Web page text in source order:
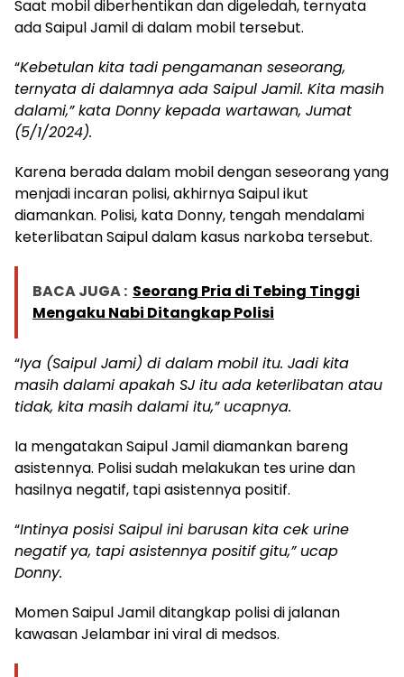
Saat mobil diberhentikan dan digeledah, ternyata
ada Saipul Jamil di dalam mobil tersebut.
“Kebetulan kita tadi pengamanan seseorang,
ternyata di dalamnya ada Saipul Jamil. Kita masih
dalami,” kata Donny kepada wartawan, Jumat
(5/1/2024).
Karena berada dalam mobil dengan seseorang yang
menjadi incaran polisi, akhirnya Saipul ikut
diamankan. Polisi, kata Donny, tengah mendalami
keterlibatan Saipul dalam kasus narkoba tersebut.
BACA JUGA : Seorang Pria di Tebing Tinggi
Mengaku Nabi Ditangkap Polisi
“Iya (Saipul Jami) di dalam mobil itu. Jadi kita
masih dalami apakah SJ itu ada keterlibatan atau
tidak, kita masih dalami itu,” ucapnya.
Ia mengatakan Saipul Jamil diamankan bareng
asistennya. Polisi sudah melakukan tes urine dan
hasilnya negatif, tapi asistennya positif.
“Intinya posisi Saipul ini barusan kita cek urine
negatif ya, tapi asistennya positif gitu,” ucap
Donny.
Momen Saipul Jamil ditangkap polisi di jalanan
kawasan Jelambar ini viral di medsos.